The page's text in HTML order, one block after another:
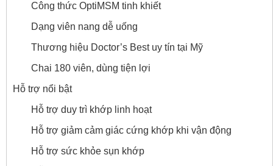
Công thức OptiMSM tinh khiết
Dạng viên nang dễ uống
Thương hiệu Doctor’s Best uy tín tại Mỹ
Chai 180 viên, dùng tiện lợi
Hỗ trợ nổi bật
Hỗ trợ duy trì khớp linh hoạt
Hỗ trợ giảm cảm giác cứng khớp khi vận động
Hỗ trợ sức khỏe sụn khớp